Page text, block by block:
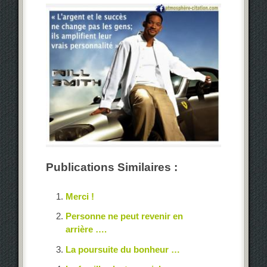
Publications Similaires :
Merci !
Personne ne peut revenir en
arrière ….
La poursuite du bonheur …